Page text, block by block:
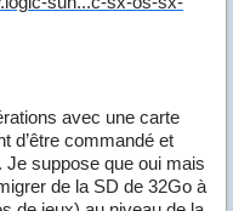
avec une carte
d’être commandé et
suppose que oui mais
de la SD de 32Go à